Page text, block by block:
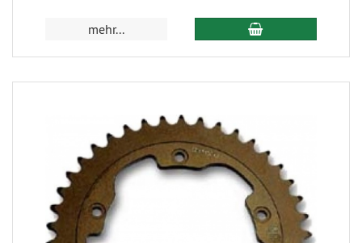
mehr...